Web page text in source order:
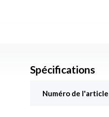
Spécifications
Numéro de l'article